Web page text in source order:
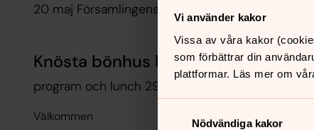
Vi använder kakor
Vissa av våra kakor
som förbättrar din
plattformar. Läs mer om
Nödvändiga kakor
20 maj Församlingens vårcafé, underhållning,
Knösta bönhus bjuder in till
program och lunch 29 april och 13 maj.
Välkommen